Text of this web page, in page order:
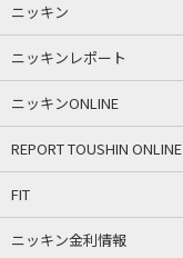
ニッキン
ニッキンレポート
ニッキンONLINE
REPORT TOUSHIN ONLINE
FIT
ニッキン金利情報